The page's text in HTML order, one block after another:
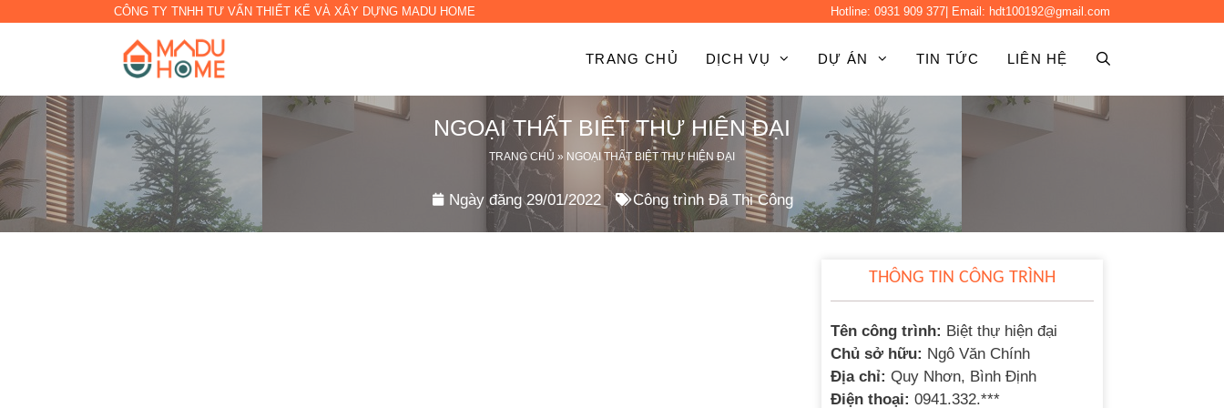
Hotline: 0931 909 377 | Email: hdt100192@gmail.com
CÔNG TY TNHH TƯ VẤN THIẾT KẾ VÀ XÂY DỰNG MADU HOME
TRANG CHỦ DỊCH VỤ DỰ ÁN TIN TỨC LIÊN HỆ
NGOẠI THẤT BIỆT THỰ HIỆN ĐẠI
TRANG CHỦ » NGOẠI THẤT BIỆT THỰ HIỆN ĐẠI
Ngày đăng29/01/2022 Công trình Đã Thi Công
THÔNG TIN CÔNG TRÌNH
Tên công trình: Biệt thự hiện đại
Chủ sở hữu: Ngô Văn Chính
Địa chỉ: Quy Nhơn, Bình Định
Điện thoại: 0941.332.***